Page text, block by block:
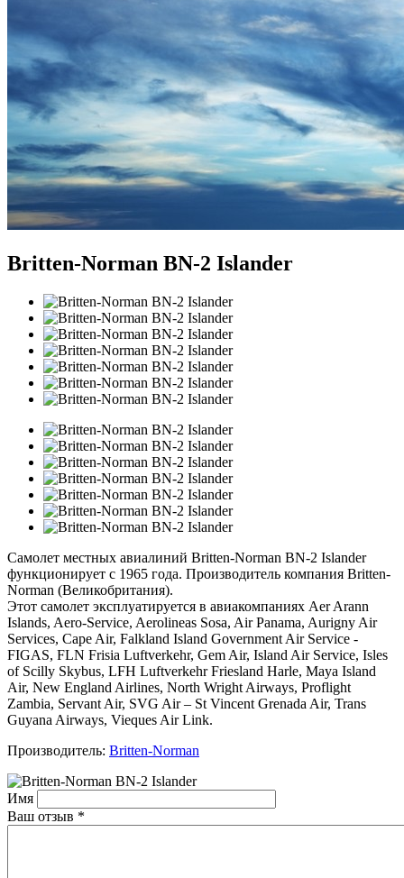
Britten-Norman BN-2 Islander
Самолет местных авиалиний Britten-Norman BN-2 Islander
функционирует с 1965 года. Производитель компания Britten-
Norman (Великобритания).
Этот самолет эксплуатируется в авиакомпаниях Aer Arann
Islands, Aero-Service, Aerolineas Sosa, Air Panama, Aurigny Air
Services, Cape Air, Falkland Island Government Air Service -
FIGAS, FLN Frisia Luftverkehr, Gem Air, Island Air Service, Isles
of Scilly Skybus, LFH Luftverkehr Friesland Harle, Maya Island
Air, New England Airlines, North Wright Airways, Proflight
Zambia, Servant Air, SVG Air – St Vincent Grenada Air, Trans
Guyana Airways, Vieques Air Link.
Производитель: Britten-Norman
Имя
Ваш отзыв *